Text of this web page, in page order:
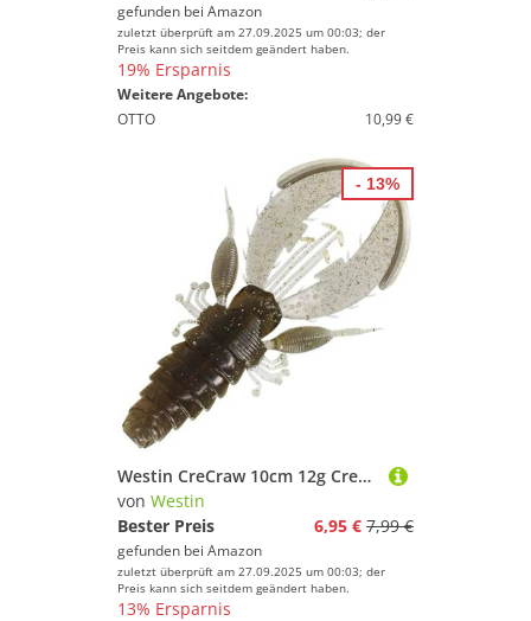
gefunden bei Amazon
zuletzt überprüft am 27.09.2025 um 00:03; der
Preis kann sich seitdem geändert haben.
19% Ersparnis
Weitere Angebote:
OTTO
10,99 €
Westin CreCraw 10cm 12g Creaturebait - 4 Gummikrebse, Farbe:UV Gloom
von Westin
Bester Preis
6,95 € 7,99 €
gefunden bei Amazon
zuletzt überprüft am 27.09.2025 um 00:03; der
Preis kann sich seitdem geändert haben.
13% Ersparnis
- 13%